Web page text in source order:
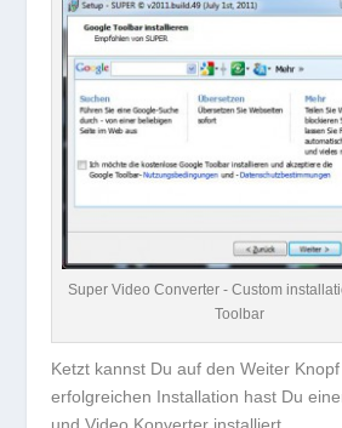
Super Video Converter - Custom
Toolbar
Ketzt kannst Du auf den Weiter
erfolgreichen Installation hast Du